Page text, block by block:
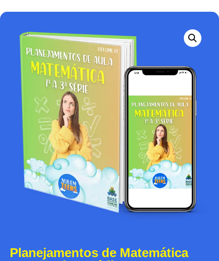
Planejamentos de Matemática